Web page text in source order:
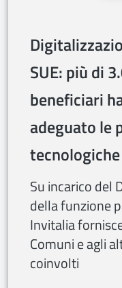
SUE: più di
beneficiari
adeguato le
tecnologiche
Su incarico del
della funzione
Invitalia
Comuni e agli
coinvolti